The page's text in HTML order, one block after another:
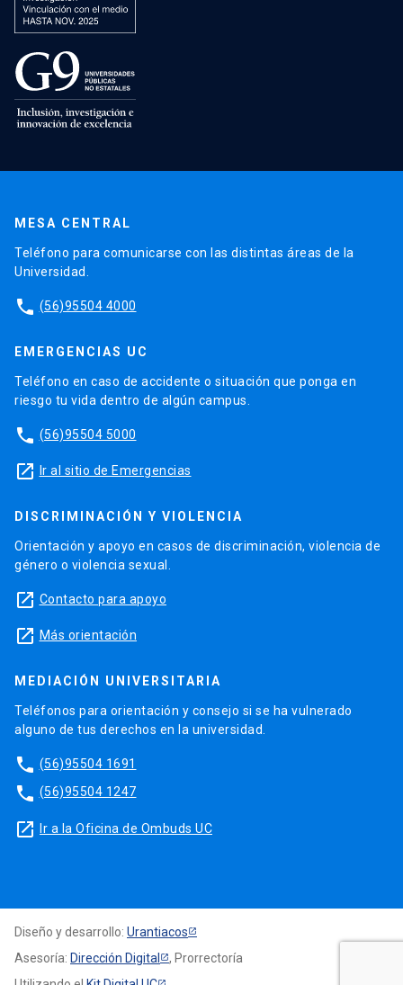
MESA CENTRAL
Teléfono para comunicarse con las distintas áreas de la
Universidad.
phone (56)95504 4000
EMERGENCIAS UC
Teléfono en caso de accidente o situación que ponga en
riesgo tu vida dentro de algún campus.
phone (56)95504 5000
launch Ir al sitio de Emergencias
DISCRIMINACIÓN Y VIOLENCIA
Orientación y apoyo en casos de discriminación, violencia de
género o violencia sexual.
launch Contacto para apoyo
launch Más orientación
MEDIACIÓN UNIVERSITARIA
Teléfonos para orientación y consejo si se ha vulnerado
alguno de tus derechos en la universidad.
phone (56)95504 1691
phone (56)95504 1247
launch Ir a la Oficina de Ombuds UC
Diseño y desarrollo: Urantiacos
Asesoría: Dirección Digital
, Prorrectoría